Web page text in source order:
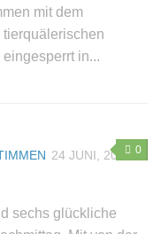
mit dem
in...
0
24 JUNI, 2018
sechs glückliche